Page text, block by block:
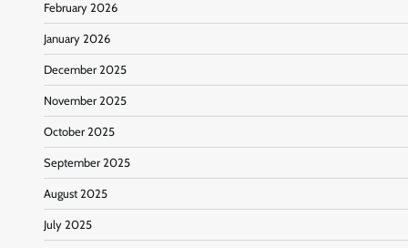
February 2026
January 2026
December 2025
November 2025
October 2025
September 2025
August 2025
July 2025